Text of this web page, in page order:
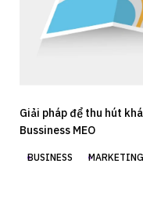
Giải pháp để thu hút
Bussiness MEO
BUSINESS MARKETING